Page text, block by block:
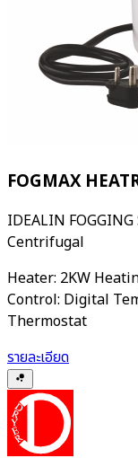
FOGMAX
IDEALIN FOGGING
Centrifugal
Heater: 2KW
Control: Digital
Thermostat
รายละเอียด